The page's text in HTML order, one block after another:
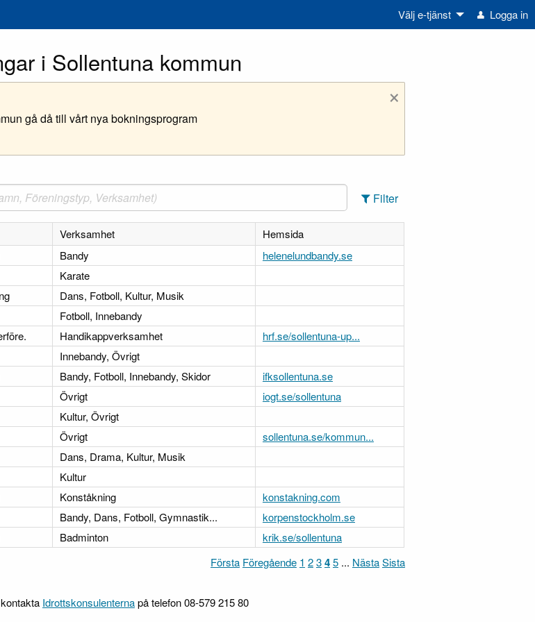
Välj e-tjänst Logga in
i Sollentuna kommun
×
gå då till vårt nya bokningsprogram
Filter
Verksamhet
Hemsida
Bandy
helenelundbandy.se
Karate
Dans, Fotboll, Kultur, Musik
Fotboll, Innebandy
Handikappverksamhet
hrf.se/sollentuna-up...
Innebandy, Övrigt
Bandy, Fotboll, Innebandy, Skidor
ifksollentuna.se
Övrigt
iogt.se/sollentuna
Kultur, Övrigt
Övrigt
sollentuna.se/kommun...
Dans, Drama, Kultur, Musik
Kultur
Konståkning
konstakning.com
Bandy, Dans, Fotboll, Gymnastik...
korpenstockholm.se
Badminton
krik.se/sollentuna
Första Föregående 1 2345... NästaSista
Idrottskonsulenternapå telefon 08-579 215 80